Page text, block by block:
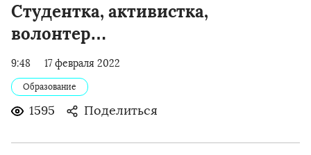
Студентка, активистка,
волонтер…
9:48 17 февраля 2022
Образование
1595 Поделиться